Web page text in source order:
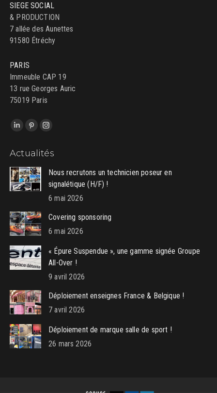
SIEGE SOCIAL
& PRODUCTION
7 allée des Aunettes
91580 Étréchy
PARIS
Immeuble CAP 19
13 rue Georges Auric
75019 Paris
Trouvez nous sur :
LinkedIn
opens
in
new
window
Pinterest
opens
in
new
window
Instagram
opens
in
new
window
Actualités
Nous recrutons un technicien poseur en
signalétique (H/F) !
6 mai 2026
Covering sponsoring
6 mai 2026
« Épure Suspendue », une gamme signée Groupe
All-Over !
9 avril 2026
Déploiement enseignes France & Belgique !
7 avril 2026
Déploiement de marque salle de sport !
26 mars 2026